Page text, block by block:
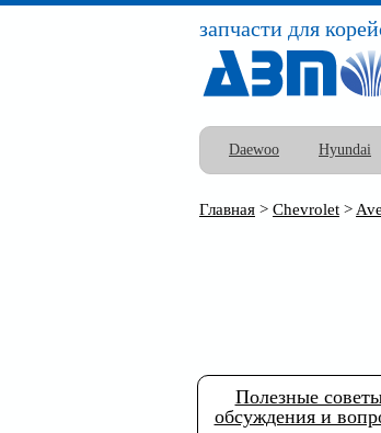
запчасти для
Daewoo Hyundai
Главная > Chevrolet >
Полезные
обсуждения и